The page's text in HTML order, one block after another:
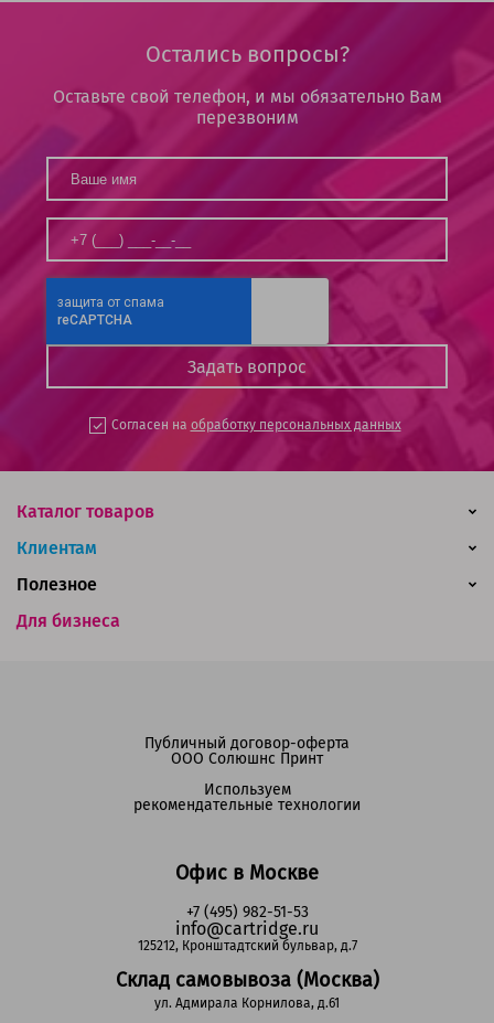
Остались вопросы?
Оставьте свой телефон, и мы обязательно Вам
перезвоним
Согласен на обработку персональных данных
Каталог товаров
Клиентам
Для бизнеса
Полезное
Офис в Москве
+7 (495) 982-51-53
info@cartridge.ru
125212, Кронштадтский бульвар, д.7
Склад самовывоза (Москва)
ул. Адмирала Корнилова, д.61
Публичный договор-оферта
ООО Солюшнс Принт
Используем
рекомендательные технологии